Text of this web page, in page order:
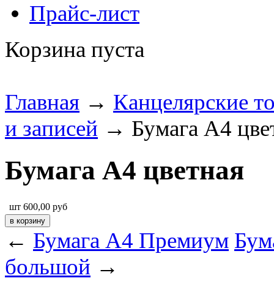
Прайс-лист
Корзина пуста
Главная → Канцелярские
и записей → Бумага A4
Бумага A4 цветная
шт 600,00 руб
← Бумага A4 Премиум
большой →